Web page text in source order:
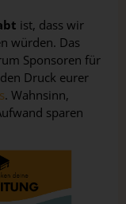
ist, dass wir
würden. Das
Sponsoren für
Druck eurer
. Wahnsinn,
sparen